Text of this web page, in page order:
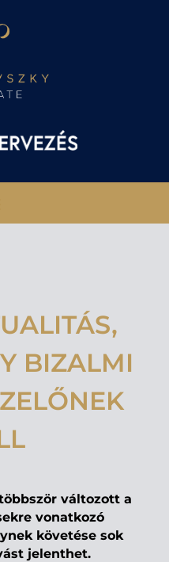
BIZALMI
változott a
vonatkozó
követése sok
jelenthet.